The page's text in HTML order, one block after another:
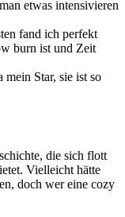
etwas intensivieren
fand ich perfekt
burn ist und Zeit
Star, sie ist so
die sich flott
Vielleicht hätte
doch wer eine cozy